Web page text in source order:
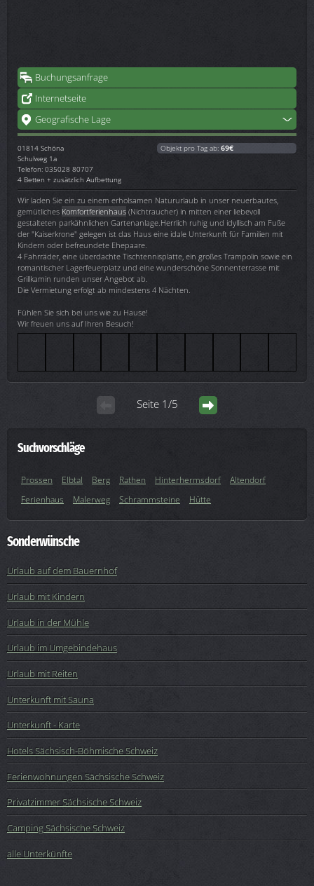
Buchungsanfrage
Internetseite
Geografische Lage
01814 Schöna
Schulweg 1a
Telefon: 035028 80707
4 Betten + zusätzlich Aufbettung
Objekt pro Tag ab: 69€
Wir laden Sie ein zu einem erholsamen Natururlaub in unser neuerbautes,
gemütliches Komfortferienhaus (Nichtraucher) in mitten einer liebevoll
gestalteten parkähnlichen Gartenanlage.Herrlich ruhig und idyllisch am Fuße
der "Kaiserkrone" gelegen ist das Haus eine idale Unterkunft für Familien mit
Kindern oder befreundete Ehepaare.
4 Fahrräder, eine überdachte Tischtennisplatte, ein großes Trampolin sowie ein
romantischer Lagerfeuerplatz und eine wunderschöne Sonnenterrasse mit
Grillkamin runden unser Angebot ab.
Die Vermietung erfolgt ab mindestens 4 Nächten.
Fühlen Sie sich bei uns wie zu Hause!
Wir freuen uns auf Ihren Besuch!
Seite 1/5
Suchvorschläge
Prossen Elbtal Berg Rathen Hinterhermsdorf
Altendorf
Ferienhaus
Malerweg Schrammsteine Hütte
Sonderwünsche
Urlaub auf dem Bauernhof
Urlaub mit Kindern
Urlaub in der Mühle
Urlaub im Umgebindehaus
Urlaub mit Reiten
Unterkunft mit Sauna
Unterkunft - Karte
Hotels Sächsisch-Böhmische Schweiz
Ferienwohnungen Sächsische Schweiz
Privatzimmer Sächsische Schweiz
Camping Sächsische Schweiz
alle Unterkünfte